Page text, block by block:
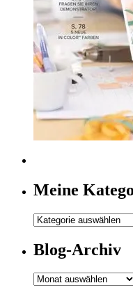
Meine
Meine
Blog-Archiv
Blog-